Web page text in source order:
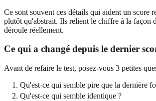
Ce sont souvent ces détails qui aident un score
plutôt qu'abstrait. Ils relient le chiffre à la façon
déroule réellement.
Ce qui a changé depuis le dernier
Avant de refaire le test, posez-vous 3 petites
Qu'est-ce qui semble pire que la dernière
Qu'est-ce qui semble identique ?